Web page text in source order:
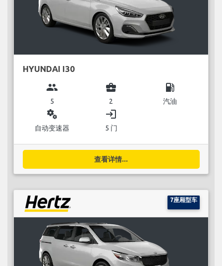
HYUNDAI I30
group
5
business_center
2
local_gas_station
汽油
miscellaneous_services
自动变速器
login
5 门
查看详情...
7座厢型车